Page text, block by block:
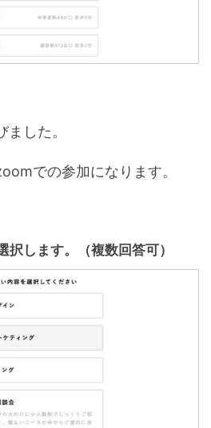
した。
での参加になります。
します。（複数回答可）